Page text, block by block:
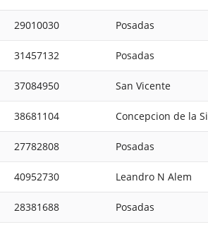
29010030 Posadas
31457132 Posadas
37084950 San Vicente
38681104 Concepcion de la
27782808 Posadas
40952730 Leandro N Alem
28381688 Posadas